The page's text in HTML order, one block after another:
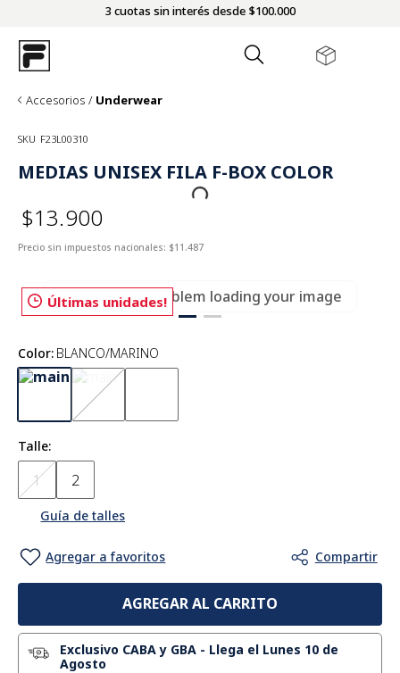
3 cuotas sin interés desde $100.000
Accesorios Underwear
SKU F23L00310
MEDIAS UNISEX FILA F-BOX COLOR
$13.900
Precio sin impuestos nacionales: $11.487
Últimas unidades!
There was a problem loading your image
Color: BLANCO/MARINO
Talle
1 2
Guía de talles
AGREGAR AL CARRITO
Exclusivo CABA y GBA - Llega el Lunes 10 de
Agosto